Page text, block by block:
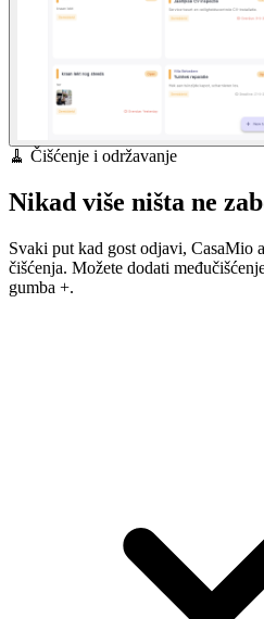
🧹 Čišćenje i održavanje
Nikad više ništa ne
Svaki put kad gost odjavi, CasaMio
čišćenja. Možete dodati
gumba +.